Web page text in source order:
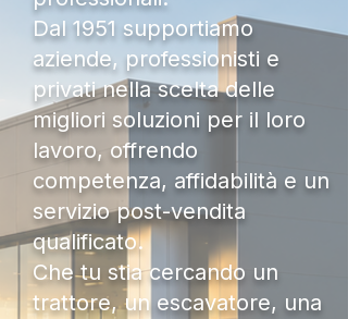
Dal 1951 supportiamo
aziende, professionisti e
privati nella scelta delle
migliori soluzioni per il loro
lavoro, offrendo
competenza, affidabilità e un
servizio post-vendita
qualificato.
Che tu stia cercando un
trattore, un escavatore, una